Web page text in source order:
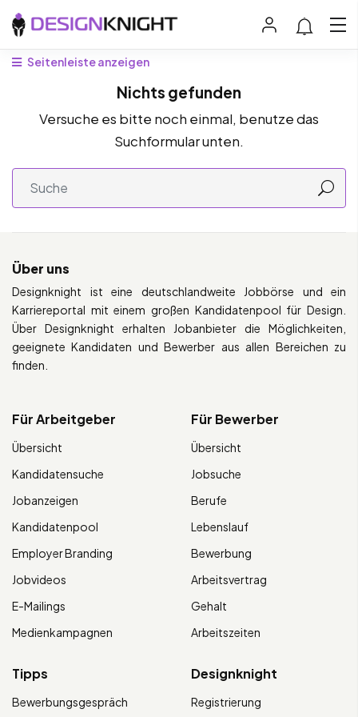
Seitenleiste anzeigen
Nichts gefunden
Versuche es bitte noch einmal, benutze das
Suchformular unten.
Über uns
Designknight ist eine deutschlandweite Jobbörse und ein
Karriereportal mit einem großen Kandidatenpool für Design.
Über Designknight erhalten Jobanbieter die Möglichkeiten,
geeignete Kandidaten und Bewerber aus allen Bereichen zu
finden.
Für Arbeitgeber
Übersicht
Kandidatensuche
Jobanzeigen
Kandidatenpool
Employer Branding
Jobvideos
E-Mailings
Medienkampagnen
Für Bewerber
Übersicht
Jobsuche
Berufe
Lebenslauf
Bewerbung
Arbeitsvertrag
Gehalt
Arbeitszeiten
Tipps
Bewerbungsgespräch
Designknight
Registrierung